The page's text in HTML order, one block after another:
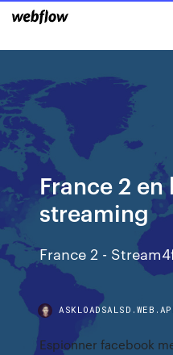
France 2
streaming
France 2 -
Espionner facebook